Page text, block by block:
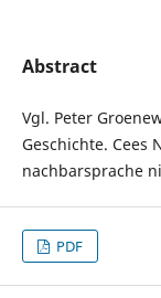
Abstract
Vgl. Peter
Geschichte. Cees
nachbarsprache
PDF